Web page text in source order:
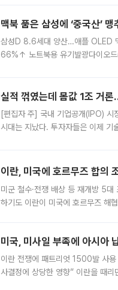
맥북 품은 삼성에 ‘중국산’
삼성D 8.6세대 양산…애플 OLED
66%↑ 노트북용 유기발광다이오드
실적 꺾였는데 몸값 1조 거
[편집자 주] 국내 기업공개(IPO) 시
시대는 지났다. 투자자들은 이제 기
이란, 미국에 호르무즈 합의
미군 철수·전쟁 배상 등 재개방 5
하기도 이란이 미국에 호르무즈 해
미국, 미사일 부족에 아시아
이란 전쟁에 패트리엇 1500발 사용
사결정에 상당한 영향” 이란을 때